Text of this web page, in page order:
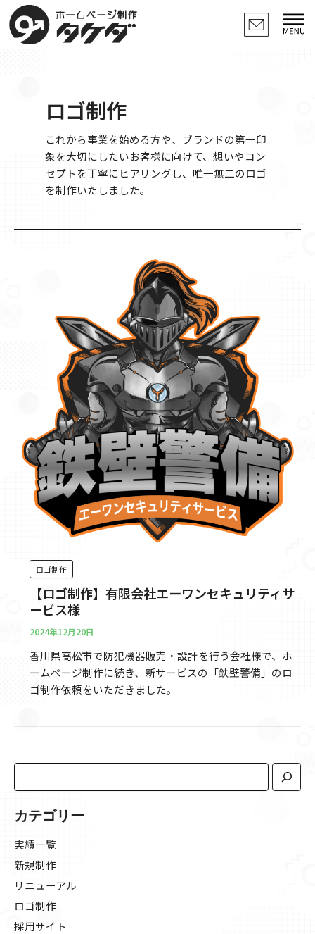
容
メ
ニ
ロゴ制作
これから事業を始める方や、ブランドの第一印
象を大切にしたいお客様に向けて、想いやコン
セプトを丁寧にヒアリングし、唯一無二のロゴ
を制作いたしました。
ロゴ制作
【ロゴ制作】有限会社エーワンセキュリティサ
ービス様
2024年12月20日
香川県高松市で防犯機器販売・設計を行う会社様で、ホ
ームページ制作に続き、新サービスの「鉄壁警備」のロ
ゴ制作依頼をいただきました。
検
索
カテゴリー
実績一覧
新規制作
リニューアル
ロゴ制作
採用サイト
ア
ー
カ